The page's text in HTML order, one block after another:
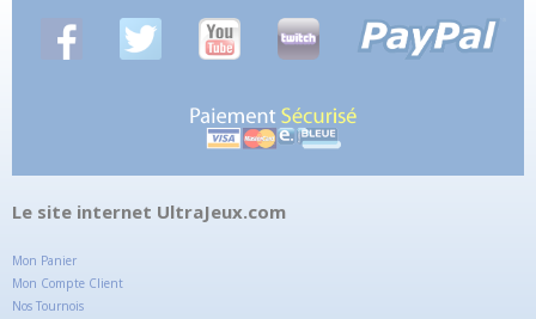
Le site internet UltraJeux.com
Mon Panier
Mon Compte Client
Nos Tournois